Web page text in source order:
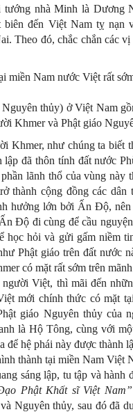
tướng nhà Minh là Dương
đến Việt Nam tỵ nạn
Theo đó, chắc chắn các
miền Nam nước Việt rất
thủy) ở Việt Nam
Khmer và Phật giáo
Khmer, như chúng ta biết
đã thôn tính đất nước
lãnh thổ của vùng này
thành cộng đồng các dân
hưởng lớn bởi Ấn Độ, nên
Độ đi cùng để cầu
học hỏi và gửi gấm niềm
Phật giáo trên đất nước
có mặt rất sớm trên
Việt, thì mãi đến
mới chính thức có mặt
giáo Nguyên thủy của
là Hộ Tông, cùng với
để hệ phái này được thành
thành tại miền Nam Việt
sáng lập, tu tập và hành
Phật Khất sĩ Việt Nam”
Nguyên thủy, sau đó đã